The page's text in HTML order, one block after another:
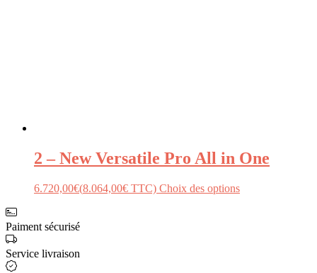
2 – New Versatile Pro All in One
6.720,00€(8.064,00€ TTC) Choix des options
Paiment sécurisé
Service livraison